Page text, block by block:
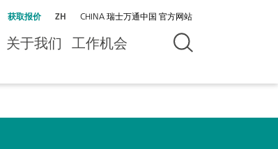
获取报价 ZH CHINA 瑞士万通中国 官方网站
关于我们 工作机会